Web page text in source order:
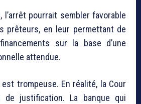
l’arrêt pourrait sembler favorable
prêteurs, en leur permettant de
sur la base d’une
attendue.
trompeuse. En réalité, la Cour
de justification. La banque qui